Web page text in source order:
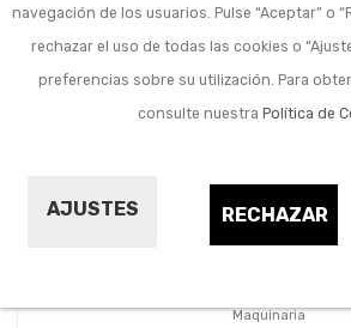
navegación de los usuarios. Pulse “Aceptar” o
rechazar el uso de todas las cookies o
preferencias sobre su utilización. Para
consulte nuestra Política de
AJUSTES RECHAZAR
Fresadoras
Maquinaria